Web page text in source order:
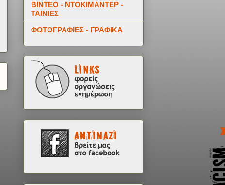
ΒΙΝΤΕΟ - ΝΤΟΚΙΜΑΝΤΕΡ -
ΤΑΙΝΙΕΣ
ΦΩΤΟΓΡΑΦΙΕΣ - ΓΡΑΦΙΚΑ